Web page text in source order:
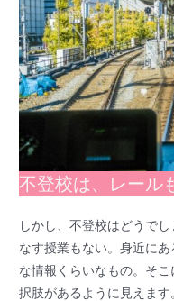
不登校は、レール
しかし、不登校はどうで
なす授業もない。身近に
な情報くらいなもの。そ
択肢があるように見えま